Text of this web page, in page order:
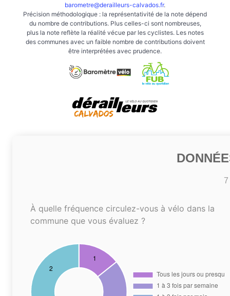
barometre@derailleurs-calvados.fr.
Précision méthodologique : la représentativité de la note dépend
du nombre de contributions. Plus celles-ci sont nombreuses,
plus la note reflète la réalité vécue par les cyclistes. Les notes
des communes avec un faible nombre de contributions doivent
être interprétées avec prudence.
7
À quelle fréquence circulez-vous à vélo dans la
commune que vous évaluez ?